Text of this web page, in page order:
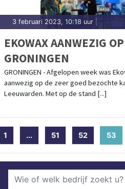
3 februari 2023, 10:18 uur
EKOWAX AANWEZIG
GRONINGEN
GRONINGEN - Afgelopen week was
aanwezig op de zeer goed bezochte
Leeuwarden. Met op de stand [...]
1 ... 51 52 53